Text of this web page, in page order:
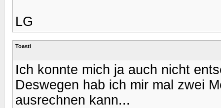
LG
Toasti
Ich konnte mich ja auch nicht
Deswegen hab ich mir mal zwei
ausrechnen kann...